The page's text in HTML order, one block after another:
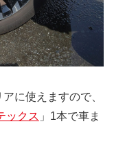
に使えますので、
ックス 」1本で車ま